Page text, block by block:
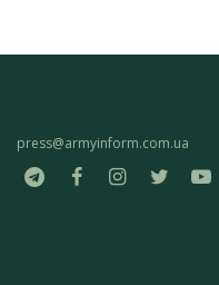
press@armyinform.com.ua